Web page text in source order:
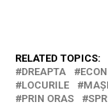
RELATED TOPICS:
DREAPTA
LOCURILE
PRIN ORAS